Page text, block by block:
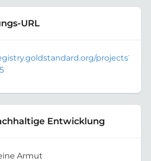
URL
projects?
Entwicklung
Armut